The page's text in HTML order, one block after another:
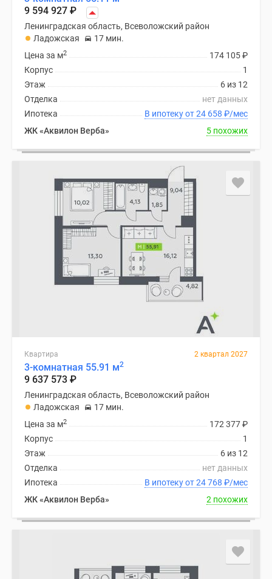
9 594 927 ₽
Ленинградская область, Всеволожский район
Ладожская
17 мин.
174 105₽
Цена за м2
1
Корпус
6 из 12
Этаж
нет данных
Отделка
В ипотеку от 24 658 ₽/мес
Ипотека
ЖК «Аквилон Верба»
5 похожих
Квартира 2 квартал 2027
3-комнатная 55.91 м2
9 637 573 ₽
Ленинградская область, Всеволожский район
Ладожская
17 мин.
172 377₽
Цена за м2
1
Корпус
6 из 12
Этаж
нет данных
Отделка
В ипотеку от 24 768 ₽/мес
Ипотека
ЖК «Аквилон Верба»
2 похожих